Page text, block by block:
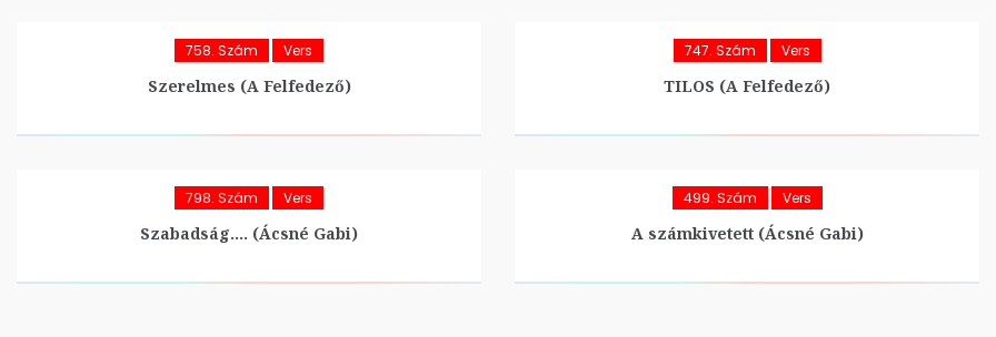
758. Szám Vers
Szerelmes (A Felfedező)
747. Szám Vers
TILOS (A Felfedező)
798. Szám Vers
Szabadság…. (Ácsné Gabi)
499. Szám Vers
A számkivetett (Ácsné Gabi)